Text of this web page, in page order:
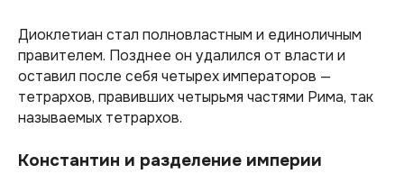
Диоклетиан стал полновластным и единоличным
правителем. Позднее он удалился от власти и
оставил после себя четырех императоров —
тетрархов, правивших четырьмя частями Рима, так
называемых тетрархов.
Константин и разделение империи